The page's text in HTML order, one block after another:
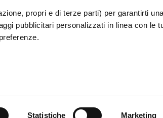
propri e di terze parti) per garantirti
pubblicitari personalizzati in linea con le
Statistiche Marketing
Intranet
Ordinanze E.N.A.C.
Accessibilità NAPP Staff